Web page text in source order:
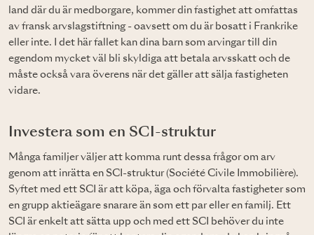
land där du är medborgare, kommer din fastighet att omfattas
av fransk arvslagstiftning - oavsett om du är bosatt i Frankrike
eller inte. I det här fallet kan dina barn som arvingar till din
egendom mycket väl bli skyldiga att betala arvsskatt och de
måste också vara överens när det gäller att sälja fastigheten
vidare.
Investera som en SCI-struktur
Många familjer väljer att komma runt dessa frågor om arv
genom att inrätta en SCI-struktur (Société Civile Immobilière).
Syftet med ett SCI är att köpa, äga och förvalta fastigheter som
en grupp aktieägare snarare än som ett par eller en familj. Ett
SCI är enkelt att sätta upp och med ett SCI behöver du inte